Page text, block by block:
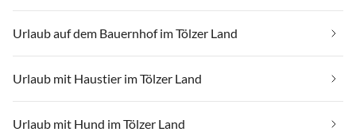
Urlaub auf dem Bauernhof im Tölzer Land
Urlaub mit Haustier im Tölzer Land
Urlaub mit Hund im Tölzer Land